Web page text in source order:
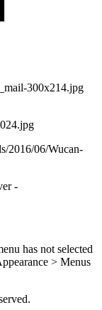
-
has not selected
> Menus